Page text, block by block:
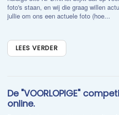
foto's staan, en wij die graag willen
jullie om ons een actuele foto (hoe...
LEES VERDER
De "VOORLOPIGE"
online.